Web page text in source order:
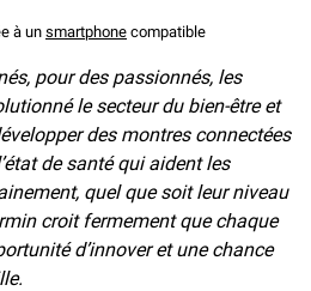
à un smartphone compatible
pour des passionnés, les
le secteur du bien-être et
des montres connectées
de santé qui aident les
quel que soit leur niveau
croit fermement que chaque
d’innover et une chance